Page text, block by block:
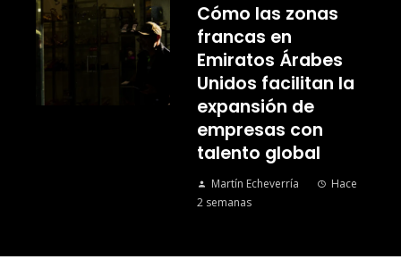
Cómo las zonas
francas en
Emiratos Árabes
Unidos facilitan la
expansión de
empresas con
talento global
Martín Echeverría
Hace
2 semanas